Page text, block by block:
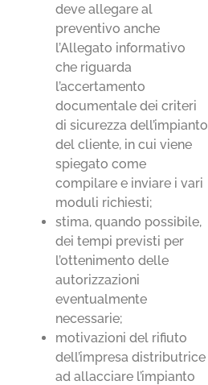
deve allegare al
preventivo anche
l’Allegato informativo
che riguarda
l’accertamento
documentale dei criteri
di sicurezza dell’impianto
del cliente, in cui viene
spiegato come
compilare e inviare i vari
moduli richiesti;
stima, quando possibile,
dei tempi previsti per
l’ottenimento delle
autorizzazioni
eventualmente
necessarie;
motivazioni del rifiuto
dell’impresa distributrice
ad allacciare l’impianto